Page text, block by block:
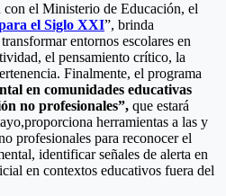
el Ministerio de Educación, el
el Siglo XXI”, brinda
entornos escolares en
el pensamiento crítico, la
Finalmente, el programa
en comunidades educativas
no profesionales”, que estará
herramientas a las y
profesionales para reconocer el
identificar señales de alerta en
en contextos educativos fuera del